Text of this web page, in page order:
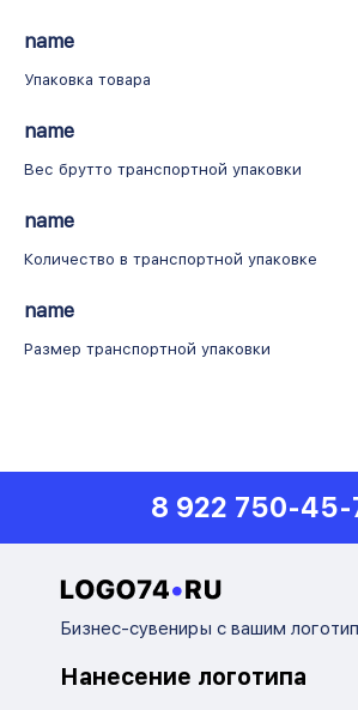
name
Упаковка товара
name
Вес брутто транспортной упаковки
name
Количество в транспортной упаковке
name
Размер транспортной упаковки
8 922 750-45-
Бизнес-сувениры с вашим
Нанесение логотипа